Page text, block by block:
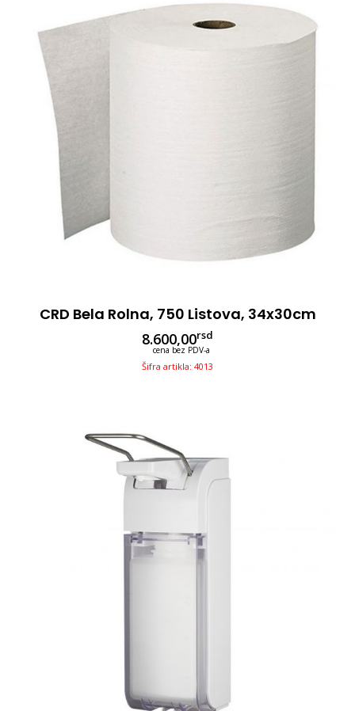
CRD Bela Rolna, 750 Listova, 34x30cm
8.600,00rsd
cena bez PDV-a
Šifra artikla: 4013